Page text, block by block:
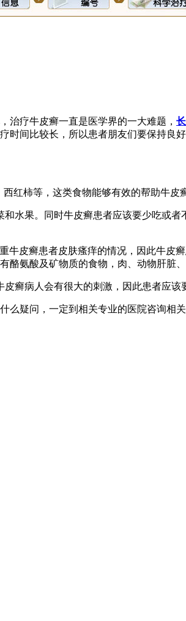
治疗牛皮癣一直是医学界的一大难题，
间比较长，所以患者朋友们要保持良
红柿等，这类食物能够有效的帮助牛皮
水果。同时牛皮癣患者应该要少吃或
皮癣患者皮肤瘙痒的情况，因此牛皮
氨酸及矿物质的食物，肉、动物肝脏
癣病人会有很大的刺激，因此患者应该
疑问，一定到相关专业的医院咨询相